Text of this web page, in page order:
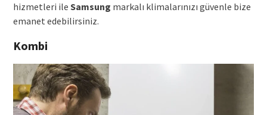
hizmetleri ile Samsung markalı klimalarınızı güvenle bize
emanet edebilirsiniz.
Kombi